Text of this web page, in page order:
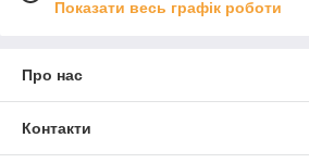
Показати весь графік роботи
Про нас
Контакти